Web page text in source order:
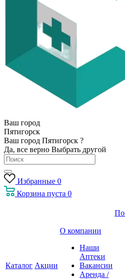
Ваш город
Пятигорск
Ваш город Пятигорск ?
Да, все верно Выбрать другой
Избранные 0
Корзина пуста 0
Каталог Акции
О компании
Наши
Аптеки
Вакансии
Аренда /